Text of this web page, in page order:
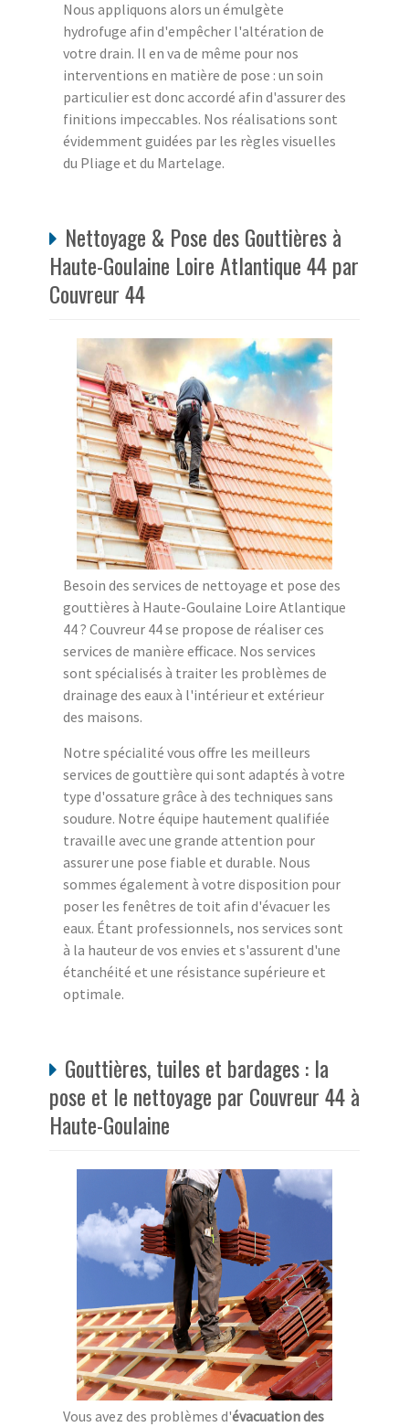
Nous appliquons alors un émulgète
hydrofuge afin d'empêcher l'altération de
votre drain. Il en va de même pour nos
interventions en matière de pose : un soin
particulier est donc accordé afin d'assurer des
finitions impeccables. Nos réalisations sont
évidemment guidées par les règles visuelles
du Pliage et du Martelage.
Nettoyage & Pose des Gouttières à
Haute-Goulaine Loire Atlantique 44 par
Couvreur 44
Besoin des services de nettoyage et pose des
gouttières à Haute-Goulaine Loire Atlantique
44 ? Couvreur 44 se propose de réaliser ces
services de manière efficace. Nos services
sont spécialisés à traiter les problèmes de
drainage des eaux à l'intérieur et extérieur
des maisons.
Notre spécialité vous offre les meilleurs
services de gouttière qui sont adaptés à votre
type d'ossature grâce à des techniques sans
soudure. Notre équipe hautement qualifiée
travaille avec une grande attention pour
assurer une pose fiable et durable. Nous
sommes également à votre disposition pour
poser les fenêtres de toit afin d'évacuer les
eaux. Étant professionnels, nos services sont
à la hauteur de vos envies et s'assurent d'une
étanchéité et une résistance supérieure et
optimale.
Gouttières, tuiles et bardages : la
pose et le nettoyage par Couvreur 44 à
Haute-Goulaine
Vous avez des problèmes d'évacuation des